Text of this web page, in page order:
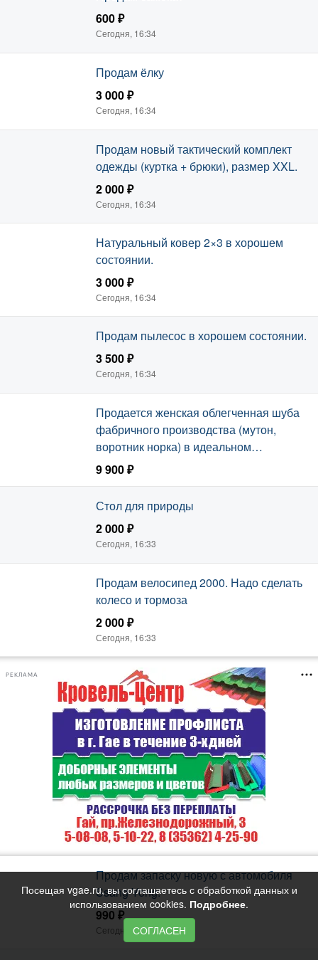
600 ₽
Сегодня, 16:34
Продам ёлку
3 000 ₽
Сегодня, 16:34
Продам новый тактический комплект
одежды (куртка + брюки), размер XXL.
2 000 ₽
Сегодня, 16:34
Натуральный ковер 2×3 в хорошем
состоянии.
3 000 ₽
Сегодня, 16:34
Продам пылесос в хорошем состоянии.
3 500 ₽
Сегодня, 16:34
Продается женская облегченная шуба
фабричного производства (мутон,
воротник норка) в идеальном
состоянии.
9 900 ₽
Сегодня, 16:34
Стол для природы
2 000 ₽
Сегодня, 16:33
Продам велосипед 2000. Надо сделать
колесо и тормоза
2 000 ₽
Сегодня, 16:33
РЕКЛАМА
Продам запаску новую с автомобиля
Ssang Yong.
990 ₽
Сегодня, 16:33
Посещая vgae.ru, вы соглашаетесь с обработкой данных и
использованием cookies. Подробнее.
СОГЛАСЕН